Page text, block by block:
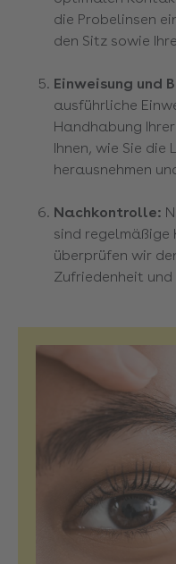
die Probelinsen
den Sitz sowie
Einweisung und
ausführliche
Handhabung
Ihnen, wie Sie die
herausnehmen
Nachkontrolle:
sind
überprüfen wir
Zufriedenheit und